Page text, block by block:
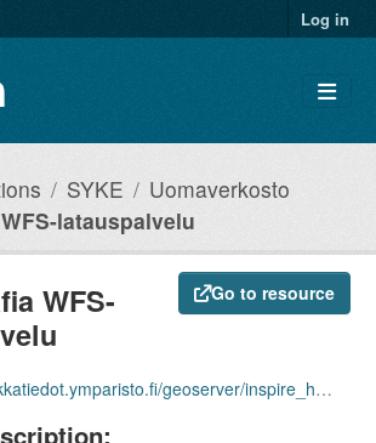
Log in
SYKE
Uomaverkosto
latauspalvelu
Go to resource
WFS-
geoserver/inspire_hy/wfs